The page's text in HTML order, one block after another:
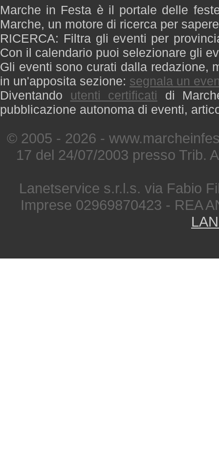
Marche in Festa è il portale delle
Marche, un motore di ricerca per
RICERCA: Filtra gli eventi per
Con il calendario puoi selezionare gli
Gli eventi sono curati dalla redazione,
in un'apposita sezione: segnala un
Diventando utenti certificati di
pubblicazione autonoma di eventi,
© 2005 - 2026 -
17 del 24/07/2003 presso Trib.
Lanetservice s.r.l.s. via Fabio
Imprese 02969870423 - REA